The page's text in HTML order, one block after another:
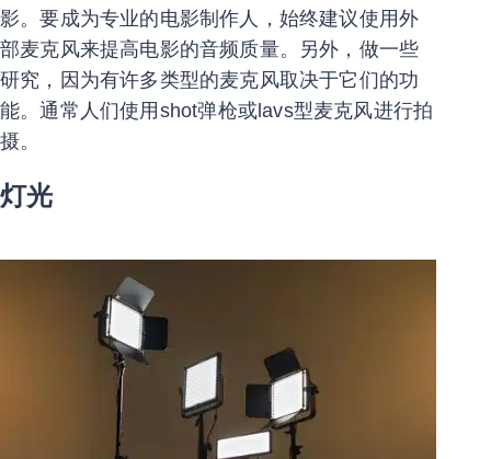
影。要成为专业的电影制作人，始终建议使用外
部麦克风来提高电影的音频质量。另外，做一些
研究，因为有许多类型的麦克风取决于它们的功
能。通常人们使用shot弹枪或lavs型麦克风进行拍
摄。
灯光